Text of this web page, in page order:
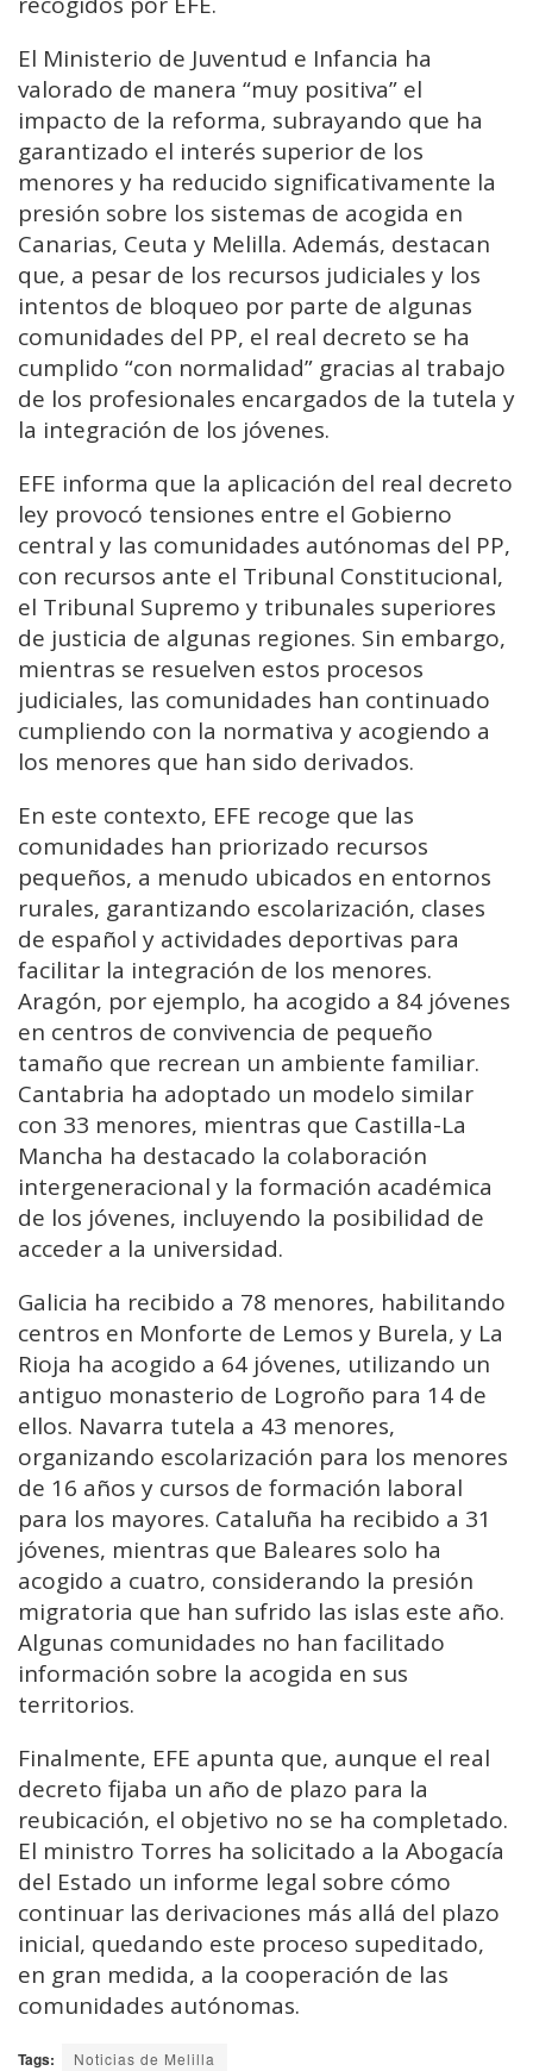
El Ministerio de Juventud e Infancia ha
valorado de manera “muy positiva” el
impacto de la reforma, subrayando que ha
garantizado el interés superior de los
menores y ha reducido significativamente la
presión sobre los sistemas de acogida en
Canarias, Ceuta y Melilla. Además, destacan
que, a pesar de los recursos judiciales y los
intentos de bloqueo por parte de algunas
comunidades del PP, el real decreto se ha
cumplido “con normalidad” gracias al trabajo
de los profesionales encargados de la tutela y
la integración de los jóvenes.
EFE informa que la aplicación del real decreto
ley provocó tensiones entre el Gobierno
central y las comunidades autónomas del PP,
con recursos ante el Tribunal Constitucional,
el Tribunal Supremo y tribunales superiores
de justicia de algunas regiones. Sin embargo,
mientras se resuelven estos procesos
judiciales, las comunidades han continuado
cumpliendo con la normativa y acogiendo a
los menores que han sido derivados.
En este contexto, EFE recoge que las
comunidades han priorizado recursos
pequeños, a menudo ubicados en entornos
rurales, garantizando escolarización, clases
de español y actividades deportivas para
facilitar la integración de los menores.
Aragón, por ejemplo, ha acogido a 84 jóvenes
en centros de convivencia de pequeño
tamaño que recrean un ambiente familiar.
Cantabria ha adoptado un modelo similar
con 33 menores, mientras que Castilla-La
Mancha ha destacado la colaboración
intergeneracional y la formación académica
de los jóvenes, incluyendo la posibilidad de
acceder a la universidad.
Galicia ha recibido a 78 menores, habilitando
centros en Monforte de Lemos y Burela, y La
Rioja ha acogido a 64 jóvenes, utilizando un
antiguo monasterio de Logroño para 14 de
ellos. Navarra tutela a 43 menores,
organizando escolarización para los menores
de 16 años y cursos de formación laboral
para los mayores. Cataluña ha recibido a 31
jóvenes, mientras que Baleares solo ha
acogido a cuatro, considerando la presión
migratoria que han sufrido las islas este año.
Algunas comunidades no han facilitado
información sobre la acogida en sus
territorios.
Finalmente, EFE apunta que, aunque el real
decreto fijaba un año de plazo para la
reubicación, el objetivo no se ha completado.
El ministro Torres ha solicitado a la Abogacía
del Estado un informe legal sobre cómo
continuar las derivaciones más allá del plazo
inicial, quedando este proceso supeditado,
en gran medida, a la cooperación de las
comunidades autónomas.
Tags: Noticias de Melilla